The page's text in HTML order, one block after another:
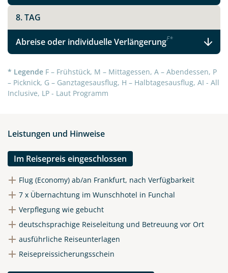
8. TAG
Abreise oder individuelle VerlängerungF*
* Legende F – Frühstück, M – Mittagessen, A – Abendessen, P
– Picknick, G – Ganztagesausflug, H – Halbtagesausflug, AI - All
Inclusive, LP - Laut Programm
Leistungen und Hinweise
Im Reisepreis eingeschlossen
Flug (Economy) ab/an Frankfurt, nach Verfügbarkeit
7 x Übernachtung im Wunschhotel in Funchal
Verpflegung wie gebucht
deutschsprachige Reiseleitung und Betreuung vor Ort
ausführliche Reiseunterlagen
Reisepreissicherungsschein